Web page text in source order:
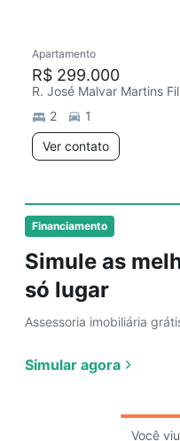
Financiamento
Simule as
só lugar
Assessoria imobiliária
Simular agora
Apartamento
R$ 299.000
R. José Malvar Martins
2
1
Ver contato
Você